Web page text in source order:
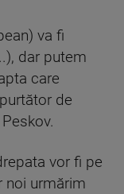
va fi
dar putem
care
de
vor fi pe
noi urmărim